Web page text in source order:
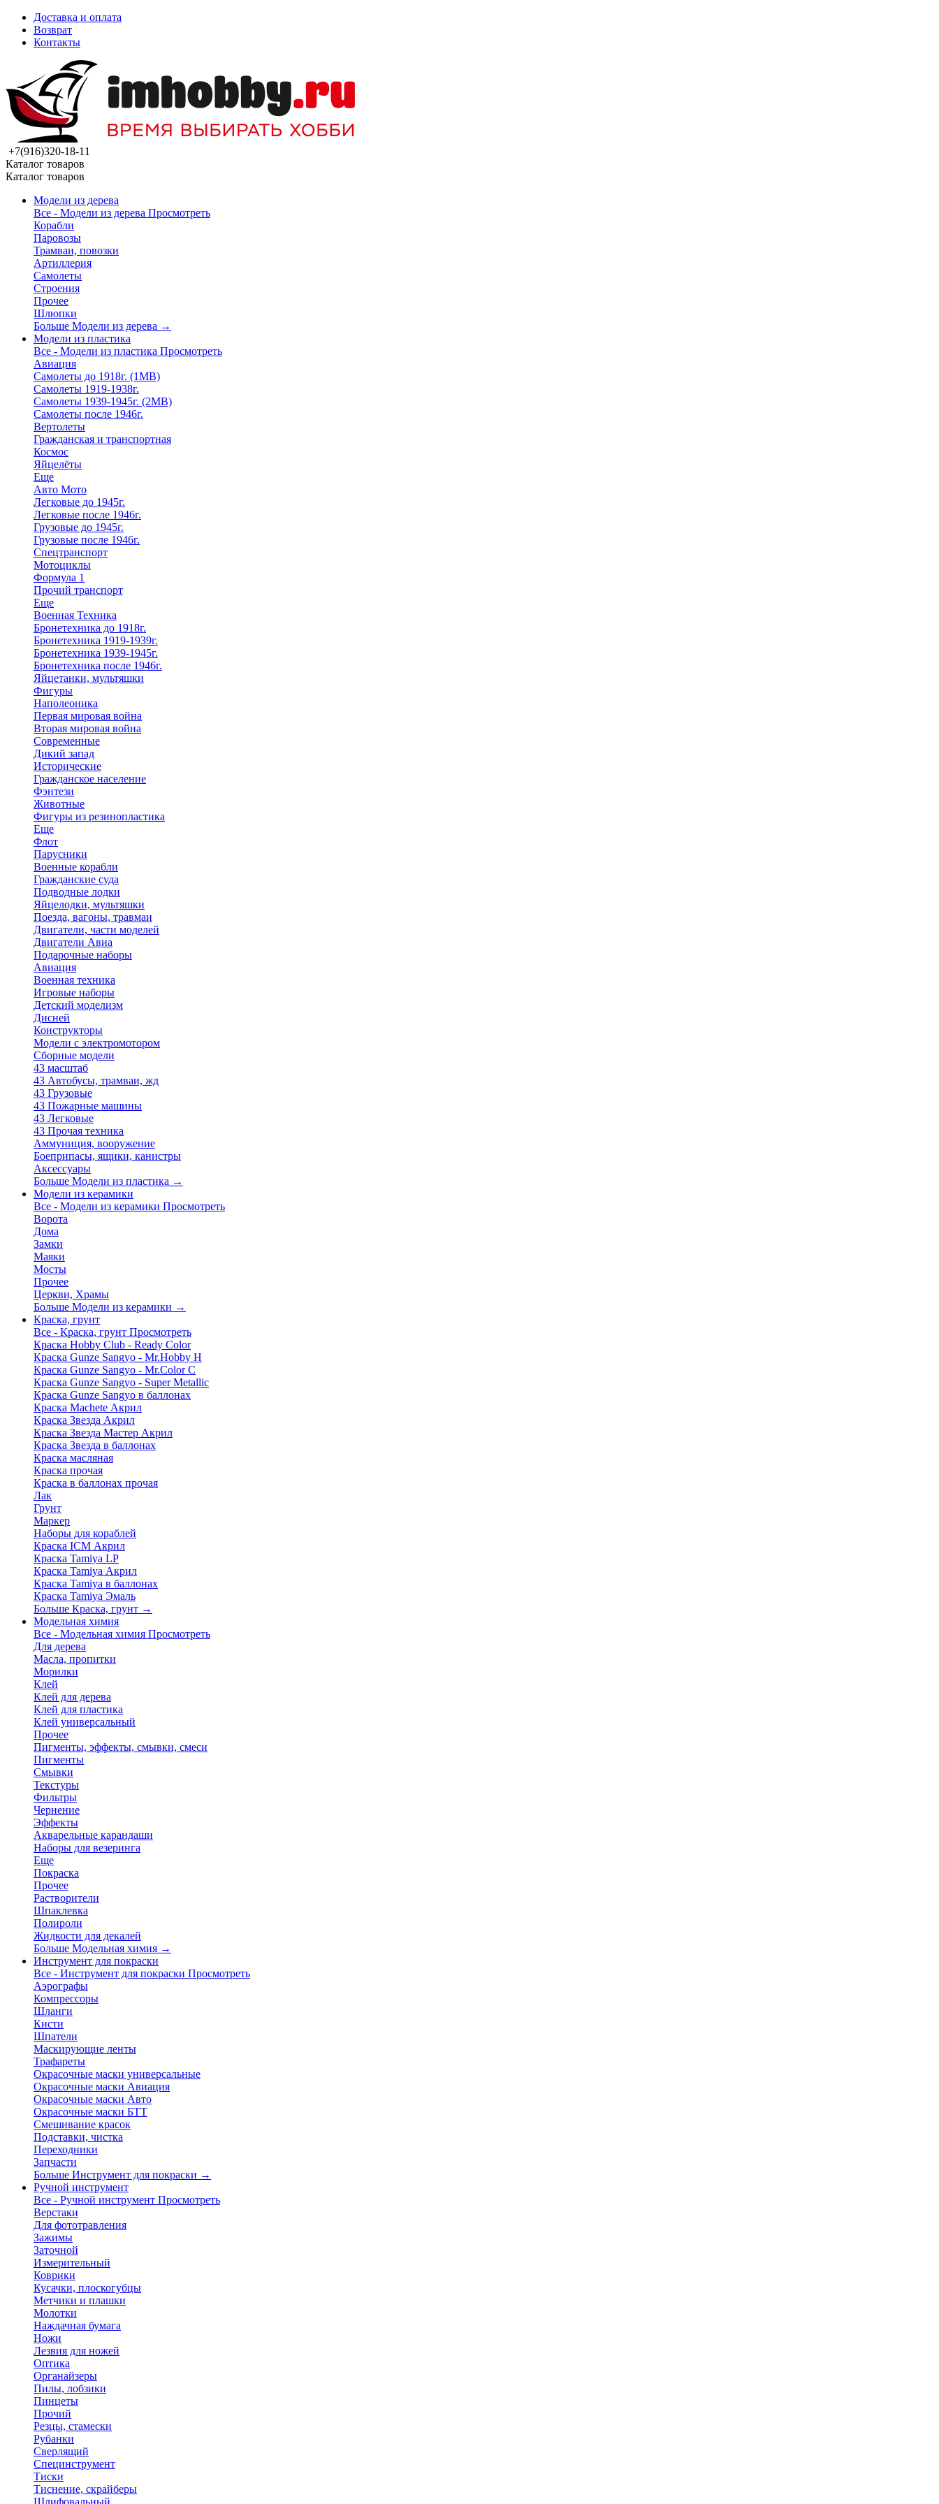
Доставка и оплата
Возврат
Контакты
+7(916)320-18-11
Каталог товаров
Каталог товаров
Модели из дерева
Все - Модели из дерева Просмотреть
Корабли
Паровозы
Трамваи, повозки
Артиллерия
Самолеты
Строения
Прочее
Шлюпки
Больше Модели из дерева →
Модели из пластика
Все - Модели из пластика Просмотреть
Авиация
Самолеты до 1918г. (1МВ)
Самолеты 1919-1938г.
Самолеты 1939-1945г. (2МВ)
Самолеты после 1946г.
Вертолеты
Гражданская и транспортная
Космос
Яйцелёты
Еще
Авто Мото
Легковые до 1945г.
Легковые после 1946г.
Грузовые до 1945г.
Грузовые после 1946г.
Спецтранспорт
Мотоциклы
Формула 1
Прочий транспорт
Еще
Военная Техника
Бронетехника до 1918г.
Бронетехника 1919-1939г.
Бронетехника 1939-1945г.
Бронетехника после 1946г.
Яйцетанки, мультяшки
Фигуры
Наполеоника
Первая мировая война
Вторая мировая война
Современные
Дикий запад
Исторические
Гражданское население
Фэнтези
Животные
Фигуры из резинопластика
Еще
Флот
Парусники
Военные корабли
Гражданские суда
Подводные лодки
Яйцелодки, мультяшки
Поезда, вагоны, травмаи
Двигатели, части моделей
Двигатели Авиа
Подарочные наборы
Авиация
Военная техника
Игровые наборы
Детский моделизм
Дисней
Конструкторы
Модели с электромотором
Сборные модели
43 масштаб
43 Автобусы, трамваи, жд
43 Грузовые
43 Пожарные машины
43 Легковые
43 Прочая техника
Аммуниция, вооружение
Боеприпасы, ящики, канистры
Аксессуары
Больше Модели из пластика →
Модели из керамики
Все - Модели из керамики Просмотреть
Ворота
Дома
Замки
Маяки
Мосты
Прочее
Церкви, Храмы
Больше Модели из керамики →
Краска, грунт
Все - Краска, грунт Просмотреть
Краска Hobby Club - Ready Color
Краска Gunze Sangyo - Mr.Hobby H
Краска Gunze Sangyo - Mr.Color C
Краска Gunze Sangyo - Super Metallic
Краска Gunze Sangyo в баллонах
Краска Machete Акрил
Краска Звезда Акрил
Краска Звезда Мастер Акрил
Краска Звезда в баллонах
Краска масляная
Краска прочая
Краска в баллонах прочая
Лак
Грунт
Маркер
Наборы для кораблей
Краска ICM Акрил
Краска Tamiya LP
Краска Tamiya Акрил
Краска Tamiya в баллонах
Краска Tamiya Эмаль
Больше Краска, грунт →
Модельная химия
Все - Модельная химия Просмотреть
Для дерева
Масла, пропитки
Морилки
Клей
Клей для дерева
Клей для пластика
Клей универсальный
Прочее
Пигменты, эффекты, смывки, смеси
Пигменты
Смывки
Текстуры
Фильтры
Чернение
Эффекты
Акварельные карандаши
Наборы для везеринга
Еще
Покраска
Прочее
Растворители
Шпаклевка
Полироли
Жидкости для декалей
Больше Модельная химия →
Инструмент для покраски
Все - Инструмент для покраски Просмотреть
Аэрографы
Компрессоры
Шланги
Кисти
Шпатели
Маскирующие ленты
Трафареты
Окрасочные маски универсальные
Окрасочные маски Авиация
Окрасочные маски Авто
Окрасочные маски БТТ
Смешивание красок
Подставки, чистка
Переходники
Запчасти
Больше Инструмент для покраски →
Ручной инструмент
Все - Ручной инструмент Просмотреть
Верстаки
Для фототравления
Зажимы
Заточной
Измерительный
Коврики
Кусачки, плоскогубцы
Метчики и плашки
Молотки
Наждачная бумага
Ножи
Лезвия для ножей
Оптика
Органайзеры
Пилы, лобзики
Пинцеты
Прочий
Резцы, стамески
Рубанки
Сверлящий
Специнструмент
Тиски
Тиснение, скрайберы
Шлифовальный